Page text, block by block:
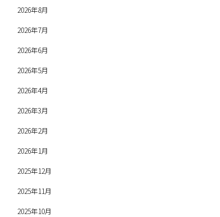
2026年8月
2026年7月
2026年6月
2026年5月
2026年4月
2026年3月
2026年2月
2026年1月
2025年12月
2025年11月
2025年10月